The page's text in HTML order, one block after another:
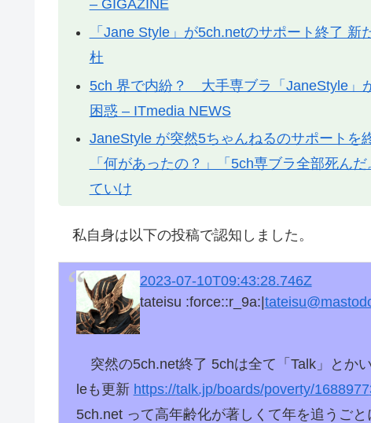
– GIGAZINE
「Jane Style」が5ch.netのサポート終了
杜
5ch 界で内紛？ 大手専ブラ「JaneStyle」
困惑 – ITmedia NEWS
JaneStyle が突然5ちゃんねるのサポートを
「何があったの？」「5ch専ブラ全部死ん
ていけ
私自身は以下の投稿で認知しました。
2023-07-10T09:43:28.746Z
tateisu​ :force:​:r_9a:|
突然の5ch.net終了 5chは全て「Talk」とか
leも更新 https://talk.jp/boards/poverty/1688977
5ch.net って高年齢化が著しくて年を追うご